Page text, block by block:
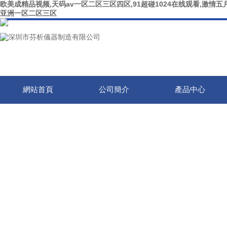
欧美成精品视频,天码av一区二区三区四区,91超碰1024在线观看,激情
亚洲一区二区三区
網站首頁 公司簡介 產品中心